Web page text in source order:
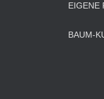
EIGENE
BAUM-